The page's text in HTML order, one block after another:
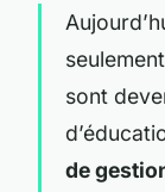
sont
de